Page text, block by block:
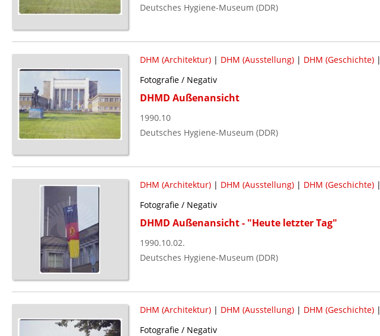
Deutsches Hygiene-Museum (DDR)
DHM (Architektur)| DHM (Ausstellung)| DHM (Geschichte)|
Fotografie / Negativ
DHMD Außenansicht
1990.10
Deutsches Hygiene-Museum (DDR)
DHM (Architektur)| DHM (Ausstellung)| DHM (Geschichte)|
Fotografie / Negativ
DHMD Außenansicht - "Heute letzter Tag"
1990.10.02.
Deutsches Hygiene-Museum (DDR)
DHM (Architektur)| DHM (Ausstellung)| DHM (Geschichte)|
Fotografie / Negativ